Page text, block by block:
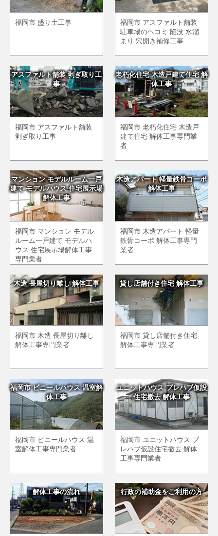
福岡市 盛り土工事
福岡市 アスファルト舗装
駐車場のヘコミ 陥没 水溜
まり 穴開き補修工事
アスファルト舗装 剥ぎ取り工
事
福岡市 アスファルト舗装
剥ぎ取り工事
老朽化住宅 木造戸建て住宅 解
体工事
福岡市 老朽化住宅 木造戸
建て住宅 解体工事専門業
者
マンション モデルルーム一戸
建て モデルハウス 住宅展示場
解体工事
福岡市 マンション モデル
ルーム一戸建て モデルハ
ウス 住宅展示場解体工事
専門業者
木造アパート 軽量鉄骨コーポ
解体工事
福岡市 木造アパート 軽量
鉄骨コーポ 解体工事専門
業者
木造 長屋切り離し 解体工事
福岡市 木造 長屋切り離し
解体工事専門業者
貸し店舗付き住宅 解体工事
福岡市 貸し店舗付き住宅
解体工事専門業者
福岡市 ビニールハウス 温室解
体工事
福岡市 ビニールハウス 温
室解体工事専門業者
ユニットハウス プレハブ仮設
住宅撤去 解体工事
福岡市 ユニットハウス プ
レハブ仮設住宅撤去 解体
工事専門業者
解体工事の流れ 行政の補助金をご利用の方